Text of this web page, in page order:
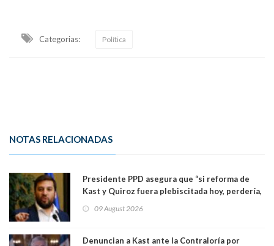
Categorias: Política
NOTAS RELACIONADAS
Presidente PPD asegura que “si reforma de
Kast y Quiroz fuera plebiscitada hoy, perdería,
a favor de la oposición, sería una victoria de la
09 August 2026
Denuncian a Kast ante la Contraloría por